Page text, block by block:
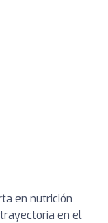
en nutrición
en el